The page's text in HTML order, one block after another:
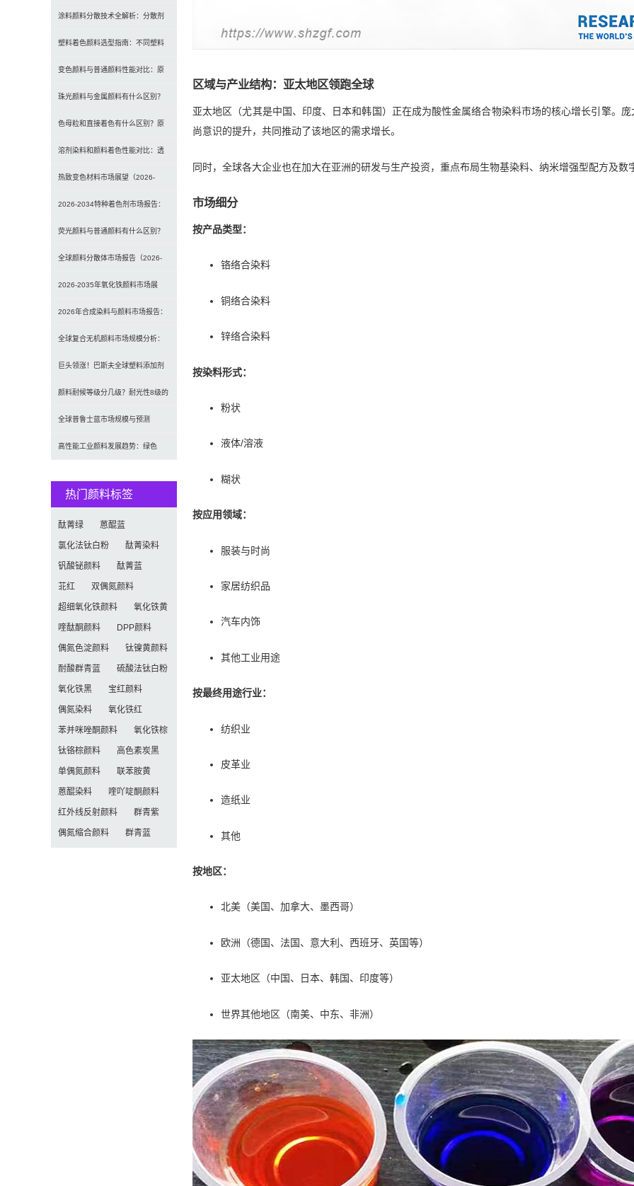
区域与产业结构：亚太地区领跑全球
亚太地区（尤其是中国、印度、日本和韩国）正在成为酸性金属络合物染料市场的核心增长引擎。
尚意识的提升，共同推动了该地区的需求增长。
同时，全球各大企业也在加大在亚洲的研发与生产投资，重点布局生物基染料、纳米增强型配方及数
市场细分
按产品类型：
铬络合染料
铜络合染料
锌络合染料
按染料形式：
粉状
液体/溶液
糊状
按应用领域：
服装与时尚
家居纺织品
汽车内饰
其他工业用途
按最终用途行业：
纺织业
皮革业
造纸业
其他
按地区：
北美（美国、加拿大、墨西哥）
欧洲（德国、法国、意大利、西班牙、英国等）
亚太地区（中国、日本、韩国、印度等）
世界其他地区（南美、中东、非洲）
及工程材料的选型原则与行业实践
涂料颜料分散技术全解析：分散剂
选型、研磨工艺及常见问题解决
塑料着色颜料选型指南：不同塑料
材料如何选择合适颜料？
变色颜料与普通颜料性能对比：原
理、特点及应用差异解析
珠光颜料与金属颜料有什么区别？
原理、效果与应用对比
色母粒和直接着色有什么区别？原
理、性能与应用全面对比
溶剂染料和颜料着色性能对比：透
明性、耐候性与应用选择全解析
热致变色材料市场展望（2026-
2034）：2034年将达336亿美元，
亚太份额超四成
2026-2034特种着色剂市场报告：
规模、份额、趋势及预测
荧光颜料与普通颜料有什么区别？
发光原理、性能对比及应用解析
全球颜料分散体市场报告（2026-
2033）：无机颜料主导，涂料为最
大应用
2026-2035年氧化铁颜料市场展
望：全球规模将达41亿美元，建筑
行业领跑
2026年合成染料与颜料市场报告：
规模、趋势及2030年增长预测
（CAGR 7.1%）
全球复合无机颜料市场规模分析：
2035年达5.39亿美元，建筑与涂料
需求推动增长
巨头领涨！巴斯夫全球塑料添加剂
涨价20% 原材料成本推高行业价格
颜料耐候等级分几级？耐光性8级的
定义及耐候性测试标准解析
全球普鲁士蓝市场规模与预测
（2026-2034）：按类型、形式、
高性能工业颜料发展趋势：绿色
热门颜料标签
酞菁绿 蒽醌蓝
氯化法钛白粉 酞菁染料
钒酸铋颜料 酞菁蓝
苝红 双偶氮颜料
超细氧化铁颜料 氧化铁黄
喹酞酮颜料 DPP颜料
偶氮色淀颜料 钛镍黄颜料
耐酸群青蓝 硫酸法钛白粉
氧化铁黑 宝红颜料
偶氮染料 氧化铁红
苯并咪唑酮颜料 氧化铁棕
钛铬棕颜料 高色素炭黑
单偶氮颜料 联苯胺黄
蒽醌染料 喹吖啶酮颜料
红外线反射颜料 群青紫
偶氮缩合颜料 群青蓝